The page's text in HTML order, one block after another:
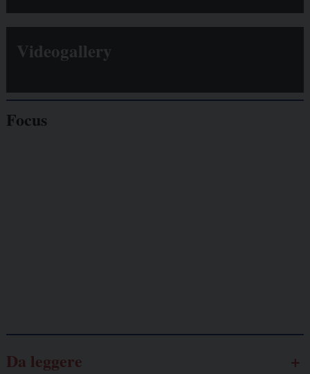
Videogallery
Focus
Da leggere